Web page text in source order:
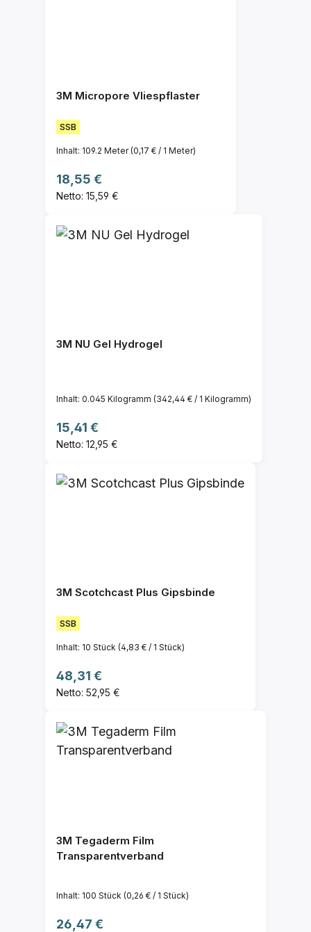
3M Micropore Vliespflaster
SSB
Inhalt: 109.2 Meter(0,17 € / 1 Meter)
Regulärer Preis:
18,55 €
Netto: 15,59 €
3M NU Gel Hydrogel
Inhalt: 0.045 Kilogramm (342,44 € / 1 Kilogramm)
Regulärer Preis:
15,41 €
Netto: 12,95 €
3M Scotchcast Plus Gipsbinde
SSB
Inhalt: 10 Stück (4,83 € / 1 Stück)
Regulärer Preis:
48,31 €
Netto: 52,95 €
3M Tegaderm Film
Transparentverband
Inhalt: 100 Stück (0,26 € / 1 Stück)
Regulärer Preis:
26,47 €